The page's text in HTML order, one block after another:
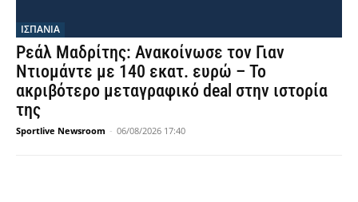
ΙΣΠΑΝΙΑ
Ρεάλ Μαδρίτης: Ανακοίνωσε τον Γιαν
Ντιομάντε με 140 εκατ. ευρώ – Το
ακριβότερο μεταγραφικό deal στην ιστορία
της
Sportlive Newsroom - 06/08/2026 17:40